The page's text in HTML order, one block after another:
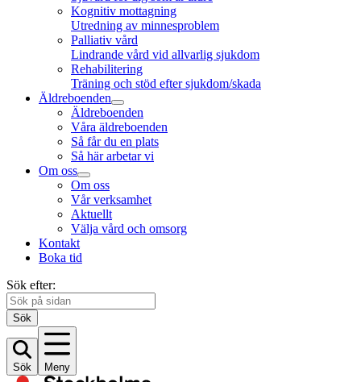
Kognitiv mottagning
Utredning av minnesproblem
Palliativ vård
Lindrande vård vid allvarlig sjukdom
Rehabilitering
Träning och stöd efter sjukdom/skada
Äldreboenden
Äldreboenden
Våra äldreboenden
Så får du en plats
Så här arbetar vi
Om oss
Om oss
Vår verksamhet
Aktuellt
Välja vård och omsorg
Kontakt
Boka tid
Sök efter:
Sök
Sök Meny